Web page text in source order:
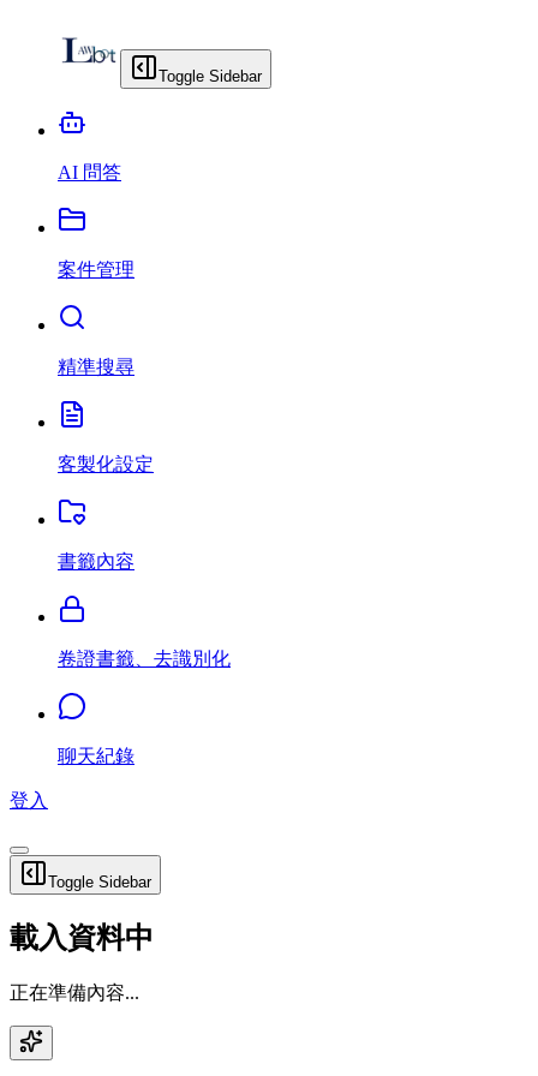
Toggle Sidebar
AI 問答
案件管理
精準搜尋
客製化設定
書籤內容
卷證書籤、去識別化
聊天紀錄
登入
Toggle Sidebar
載入資料中
正在準備內容...